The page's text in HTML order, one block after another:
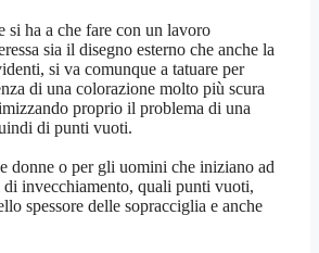
si ha a che fare con un lavoro
sia il disegno esterno che anche la
si va comunque a tatuare per
di una colorazione molto più scura
proprio il problema di una
di punti vuoti.
donne o per gli uomini che iniziano ad
invecchiamento, quali punti vuoti,
spessore delle sopracciglia e anche